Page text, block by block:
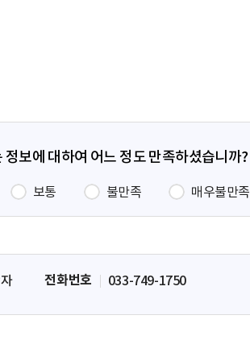
보에 대하여 어느 정도 만족하셨습니까?
보통 불만족 매우불만족
전화번호 033-749-1750